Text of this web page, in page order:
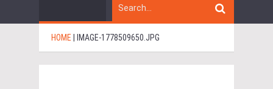
HOME IMAGE-1778509650.JPG